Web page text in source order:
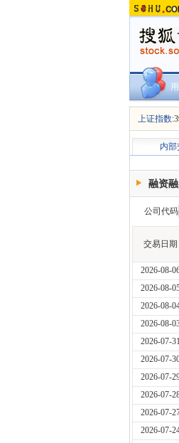
上证指数:
内部
融资
公司代码
交易日期
2026-08-
2026-08-
2026-08-
2026-08-
2026-07-31
2026-07-
2026-07-
2026-07-
2026-07-
2026-07-